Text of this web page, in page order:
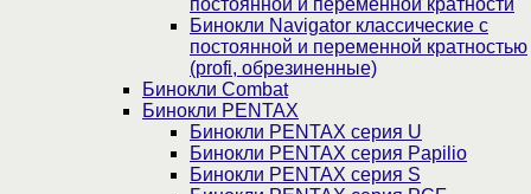
постоянной и переменной кратности
Бинокли Navigator классические с
постоянной и переменной кратностью
(profi, обрезиненные)
Бинокли Combat
Бинокли PENTAX
Бинокли PENTAX серия U
Бинокли PENTAX серия Papilio
Бинокли PENTAX серия S